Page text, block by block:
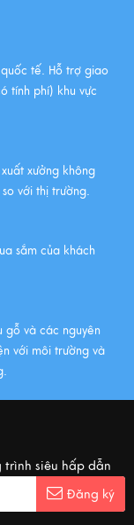
tế. Hỗ trợ giao
tính phí) khu vực
xưởng không
với thị trường.
sắm của khách
gỗ và các nguyên
với môi trường và
trình siêu hấp dẫn
Đăng ký